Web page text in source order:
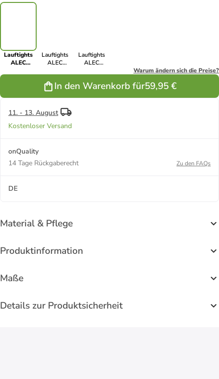
Lauftights
ALEC
Lauftights
ALEC
Lauftights
ALEC
Warum ändern sich die Preise?
In den Warenkorb für59,95 €
11. - 13. August
Kostenloser Versand
onQuality
14 Tage Rückgaberecht
Zu den FAQs
DE
Material & Pflege
Produktinformation
Maße
Details zur Produktsicherheit